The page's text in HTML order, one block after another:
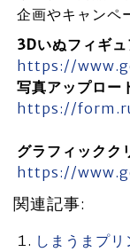
企画やキャンペ
3Dいぬフィギ
https://
写真アップロー
https://
グラフィックク
https://
関連記事:
しまうまプ